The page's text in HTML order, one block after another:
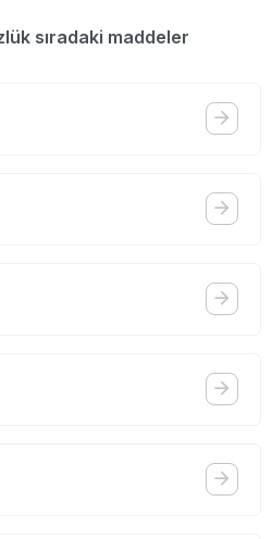
sıradaki maddeler